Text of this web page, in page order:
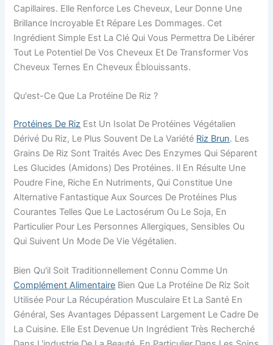
Capillaires. Elle Renforce Les Cheveux, Leur Donne Une
Brillance Incroyable Et Répare Les Dommages. Cet
Ingrédient Simple Est La Clé Qui Vous Permettra De Libérer
Tout Le Potentiel De Vos Cheveux Et De Transformer Vos
Cheveux Ternes En Cheveux Éblouissants.
Qu'est-Ce Que La Protéine De Riz ?
Protéines De Riz Est Un Isolat De Protéines Végétalien
Dérivé Du Riz, Le Plus Souvent De La Variété Riz Brun. Les
Grains De Riz Sont Traités Avec Des Enzymes Qui Séparent
Les Glucides (amidons) Des Protéines. Il En Résulte Une
Poudre Fine, Riche En Nutriments, Qui Constitue Une
Alternative Fantastique Aux Sources De Protéines Plus
Courantes Telles Que Le Lactosérum Ou Le Soja, En
Particulier Pour Les Personnes Allergiques, Sensibles Ou
Qui Suivent Un Mode De Vie Végétalien.
Bien Qu'il Soit Traditionnellement Connu Comme Un
Complément Alimentaire Bien Que La Protéine De Riz Soit
Utilisée Pour La Récupération Musculaire Et La Santé En
Général, Ses Avantages Dépassent Largement Le Cadre De
La Cuisine. Elle Est Devenue Un Ingrédient Très Recherché